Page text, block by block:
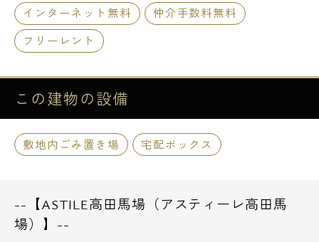
インターネット無料
仲介手数料無料
フリーレント
この建物の設備
敷地内ごみ置き場 宅配ボックス
--【ASTILE高田馬場（アスティーレ高田馬
場）】--